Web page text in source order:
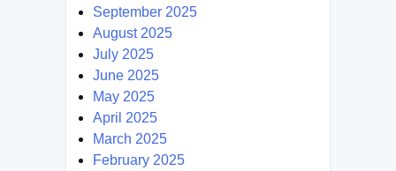
September 2025
August 2025
July 2025
June 2025
May 2025
April 2025
March 2025
February 2025